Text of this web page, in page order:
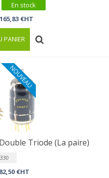
En stock
165,83 €HT
PANIER
NOUVEAU
Triode (La paire)
82,50 €HT